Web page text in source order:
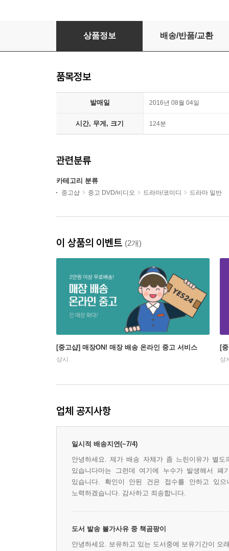
히말라야 (디지팩 한정판) (2Disc)
상품정보 배송/반품/교환
품목정보
발매일 2016년 08월 04일
시간, 무게, 크기 124분
관련분류
카테고리 분류
중고샵 중고 DVD/비디오 드라마/코미디 드라마 일반
이 상품의 이벤트 (2개)
[중고샵] 매장ON! 매장 배송 온라인 중고 서비스
상시
[
상
업체 공지사항
일시적 배송지연(~7/4)
안녕하세요. 제가 배송 자체가 좀 느린이유가 별
있습니다마는 그런데 여기에 누수가 발생해서
있습니다. 확인이 안된 건은 접수를 안하고 있
노력하겠습니다. 감사하고 죄송합니다.
도서 발송 불가사유 중 책곰팡이
안녕하세요. 보유하고 있는 도서중에 보유기간이 오